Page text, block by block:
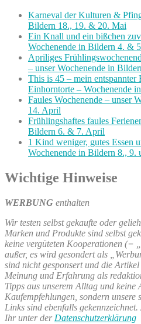
Karneval der Kulturen &
Bildern 18., 19. & 20. Mai
Ein Knall und ein bißchen
Wochenende in Bildern 4. &
Apriliges
– unser Wochenende in
This is 45 – mein entspannter
Einhorntorte – Wochenende
Faules Wochenende – unser
14. April
Frühlingshaftes faules
Bildern 6. & 7. April
1 Kind weniger, gutes Essen
Wochenende in Bildern 8., 9.
Wichtige Hinweise
WERBUNG enthalten
Wir testen selbst gekaufte oder
Marken und Produkte sind selbst
keine vergüteten Kooperationen (=
außer, es wird gesondert als
sind nicht gesponsert und die
Meinung und Erfahrung als
Tipps aus unserem Alltag und keine
Kaufempfehlungen, sondern
Links sind ebenfalls
Ihr unter der Datenschutzerklärung